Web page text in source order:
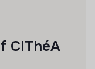
CIThéA